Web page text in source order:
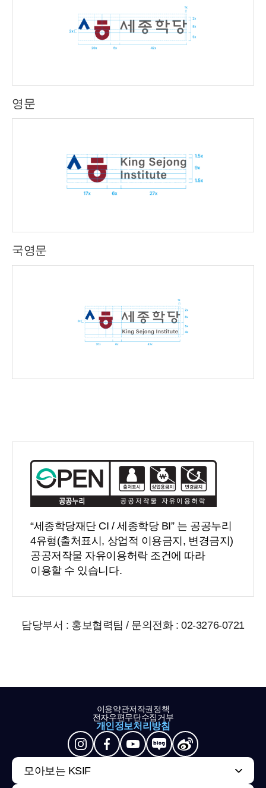
영문
국영문
“세종학당재단 CI / 세종학당 BI” 는 공공누리
4유형(출처표시, 상업적 이용금지, 변경금지)
공공저작물 자유이용허락 조건에 따라
이용할 수 있습니다.
담당부서 : 홍보협력팀 / 문의전화 : 02-3276-0721
이용약관저작권정책
전자우편무단수집거부
개인정보처리방침
모아보는 KSIF